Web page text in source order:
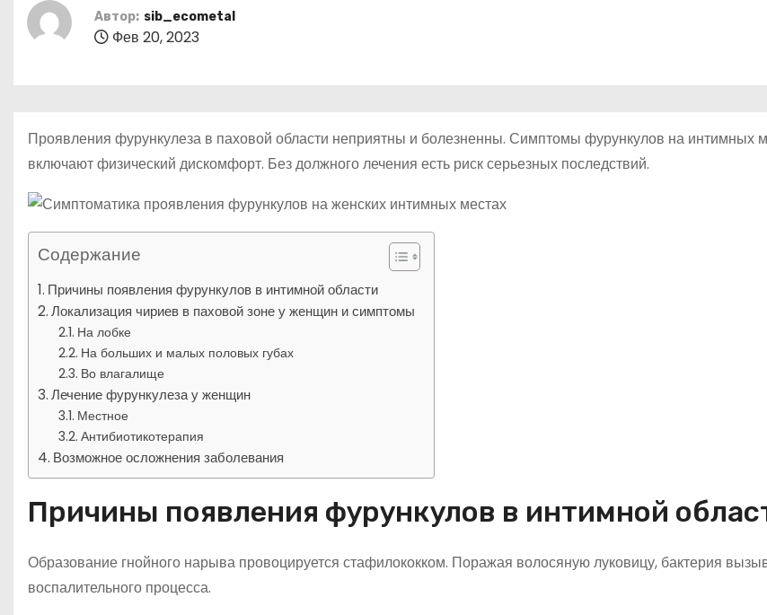
Автор: sib_ecometal
Фев 20, 2023
Проявления фурункулеза в паховой области неприятны и болезненны. Симптомы фурункулов на интимных
включают физический дискомфорт. Без должного лечения есть риск серьезных последствий.
Содержание
Причины появления фурункулов в интимной области
Локализация чириев в паховой зоне у женщин и симптомы
На лобке
На больших и малых половых губах
Во влагалище
Лечение фурункулеза у женщин
Местное
Антибиотикотерапия
Возможное осложнения заболевания
Причины появления фурункулов в интимной
Образование гнойного нарыва провоцируется стафилококком. Поражая волосяную луковицу, бактерия
воспалительного процесса.